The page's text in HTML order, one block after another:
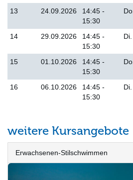
13 24.09.2026
14:45 -
15:30
Do.
14 29.09.2026
14:45 -
15:30
Di.
15 01.10.2026
14:45 -
15:30
Do.
16 06.10.2026
14:45 -
15:30
Di.
weitere Kursangebote
Erwachsenen-Stilschwimmen